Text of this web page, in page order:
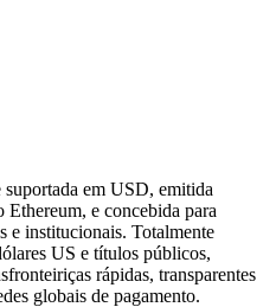
em USD, emitida
e concebida para
e institucionais. Totalmente
US e títulos públicos,
rápidas, transparentes
globais de pagamento.